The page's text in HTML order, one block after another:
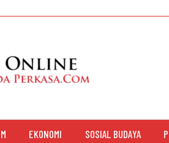
EKONOMI SOSIAL BUDAYA